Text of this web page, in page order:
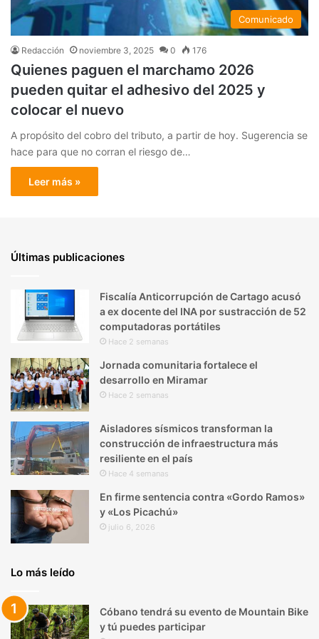
Comunicado
Redacción noviembre 3, 2025 0 176
Quienes paguen el marchamo 2026
pueden quitar el adhesivo del 2025 y
colocar el nuevo
A propósito del cobro del tributo, a partir de hoy. Sugerencia se
hace para que no corran el riesgo de…
Leer más »
Últimas publicaciones
Fiscalía Anticorrupción de Cartago acusó
a ex docente del INA por sustracción de 52
computadoras portátiles
Hace 2 semanas
Jornada comunitaria fortalece el
desarrollo en Miramar
Hace 2 semanas
Aisladores sísmicos transforman la
construcción de infraestructura más
resiliente en el país
Hace 4 semanas
En firme sentencia contra «Gordo Ramos»
y «Los Picachú»
julio 6, 2026
Lo más leído
Cóbano tendrá su evento de Mountain Bike
y tú puedes participar